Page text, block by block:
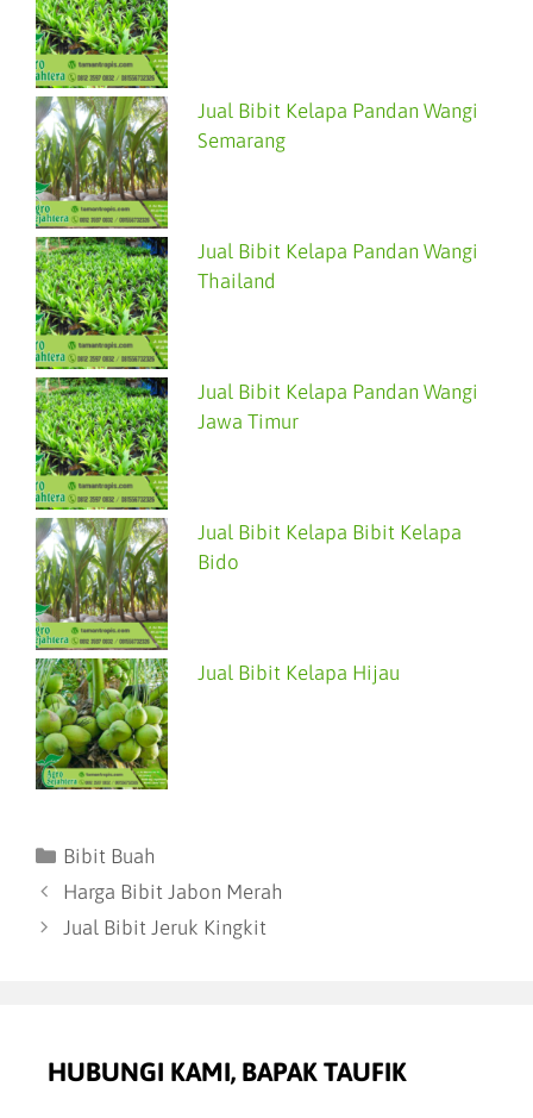
Jual Bibit Kelapa Pandan Wangi
Semarang
Jual Bibit Kelapa Pandan Wangi
Thailand
Jual Bibit Kelapa Pandan Wangi
Jawa Timur
Jual Bibit Kelapa Bibit Kelapa
Bido
Jual Bibit Kelapa Hijau
Bibit Buah
Harga Bibit Jabon Merah
Jual Bibit Jeruk Kingkit
HUBUNGI KAMI, BAPAK TAUFIK